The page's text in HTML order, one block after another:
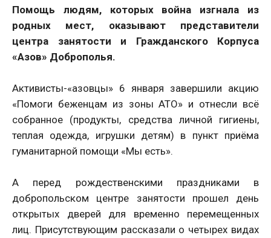
Помощь людям, которых война изгнала из
родных мест, оказывают представители
центра занятости и Гражданского Корпуса
«Азов» Доброполья.
Активисты-«азовцы» 6 января завершили акцию
«Помоги беженцам из зоны АТО» и отнесли всё
собранное (продукты, средства личной гигиены,
теплая одежда, игрушки детям) в пункт приёма
гуманитарной помощи «Мы есть».
А перед рождественскими праздниками в
добропольском центре занятости прошел день
открытых дверей для временно перемещенных
лиц. Присутствующим рассказали о четырех видах